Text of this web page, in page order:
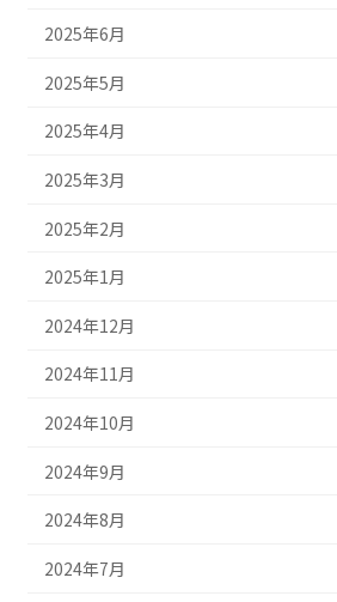
2025年6月
2025年5月
2025年4月
2025年3月
2025年2月
2025年1月
2024年12月
2024年11月
2024年10月
2024年9月
2024年8月
2024年7月